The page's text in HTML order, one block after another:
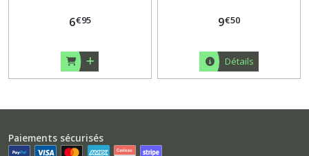
6€95 9€50
Détails
Paiements sécurisés